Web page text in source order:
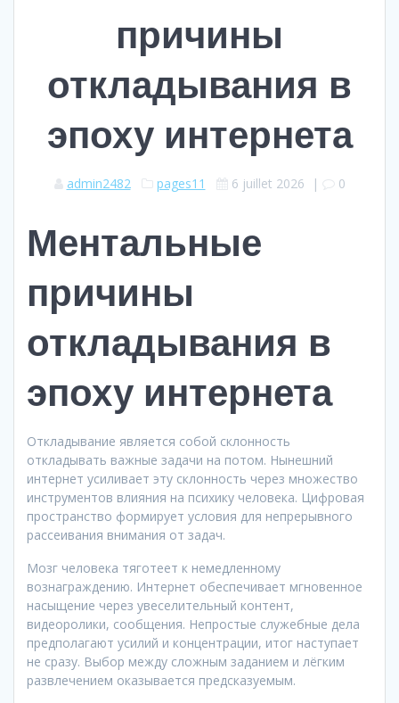
причины
откладывания в
эпоху интернета
admin2482 pages11 6 juillet 2026 | 0
Ментальные
причины
откладывания в
эпоху интернета
Откладывание является собой склонность
откладывать важные задачи на потом. Нынешний
интернет усиливает эту склонность через множество
инструментов влияния на психику человека. Цифровая
пространство формирует условия для непрерывного
рассеивания внимания от задач.
Мозг человека тяготеет к немедленному
вознаграждению. Интернет обеспечивает мгновенное
насыщение через увеселительный контент,
видеоролики, сообщения. Непростые служебные дела
предполагают усилий и концентрации, итог наступает
не сразу. Выбор между сложным заданием и лёгким
развлечением оказывается предсказуемым.